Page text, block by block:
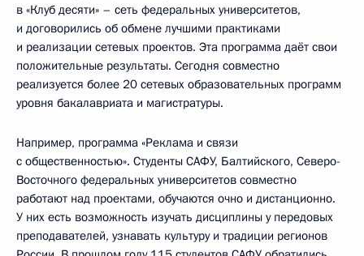
в «Клуб десяти» – сеть федеральных университетов,
и договорились об обмене лучшими практиками
и реализации сетевых проектов. Эта программа даёт свои
положительные результаты. Сегодня совместно
реализуется более 20 сетевых образовательных программ
уровня бакалавриата и магистратуры.
Например, программа «Реклама и связи
с общественностью». Студенты САФУ, Балтийского, Северо-
Восточного федеральных университетов совместно
работают над проектами, обучаются очно и дистанционно.
У них есть возможность изучать дисциплины у передовых
преподавателей, узнавать культуру и традиции регионов